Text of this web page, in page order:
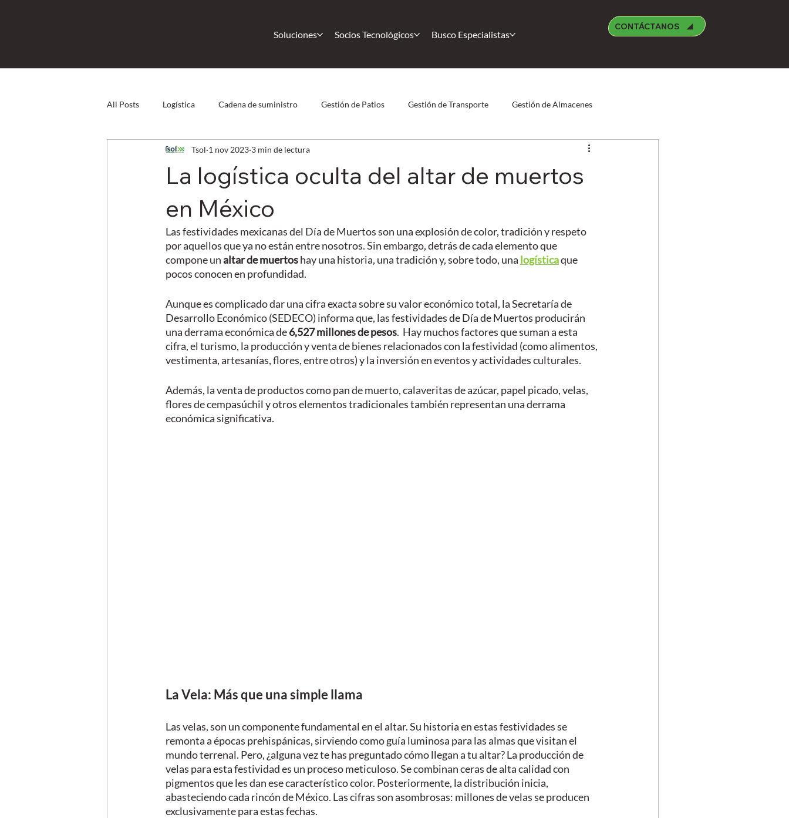
Soluciones Socios Tecnológicos Busco Especialistas
CONTÁCTANOS
All Posts Logística Cadena de suministro Gestión de Patios Gestión de Transporte Gestión de Almacenes
Direct Store Delivery Capital Humano
eCommerce
La logística oculta del altar de muertos
en México
Tsol 1 nov 2023 3 min de lectura
Las festividades mexicanas del Día de Muertos son una explosión de color, tradición y respeto
por aquellos que ya no están entre nosotros. Sin embargo, detrás de cada elemento que
compone un altar de muertos hay una historia, una tradición y, sobre todo, una logística que
pocos conocen en profundidad.
Aunque es complicado dar una cifra exacta sobre su valor económico total, la Secretaría de
Desarrollo Económico (SEDECO) informa que, las festividades de Día de Muertos producirán
una derrama económica de 6,527 millones de pesos.  Hay muchos factores que suman a esta
cifra, el turismo, la producción y venta de bienes relacionados con la festividad (como alimentos,
vestimenta, artesanías, flores, entre otros) y la inversión en eventos y actividades culturales.
Además, la venta de productos como pan de muerto, calaveritas de azúcar, papel picado, velas,
flores de cempasúchil y otros elementos tradicionales también representan una derrama
económica significativa.
La Vela: Más que una simple llama
Las velas, son un componente fundamental en el altar. Su historia en estas festividades se
remonta a épocas prehispánicas, sirviendo como guía luminosa para las almas que visitan el
mundo terrenal. Pero, ¿alguna vez te has preguntado cómo llegan a tu altar? La producción de
velas para esta festividad es un proceso meticuloso. Se combinan ceras de alta calidad con
pigmentos que les dan ese característico color. Posteriormente, la distribución inicia,
abasteciendo cada rincón de México. Las cifras son asombrosas: millones de velas se producen
exclusivamente para estas fechas.